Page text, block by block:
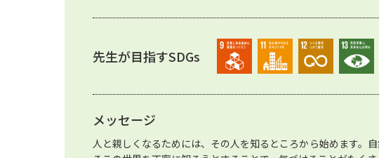
先生が目指すSDGs
メッセージ
人と親しくなるためには、その人を知るところから始めます。